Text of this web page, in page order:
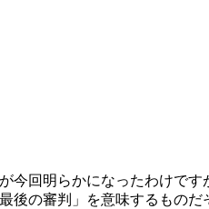
今回明らかになったわけです
の審判」を意味するものだ